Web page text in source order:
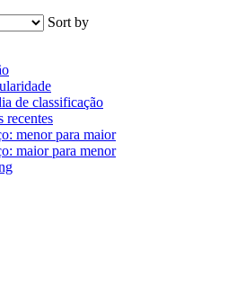
Sort by
de classificação
recentes
menor para maior
maior para menor